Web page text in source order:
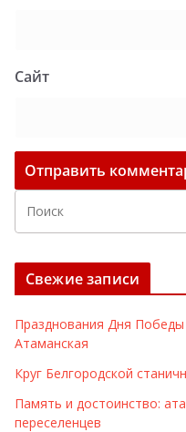
Сайт
Свежие записи
Празднования Дня
Атаманская
Круг Белгородской
Память и достоинство:
переселенцев